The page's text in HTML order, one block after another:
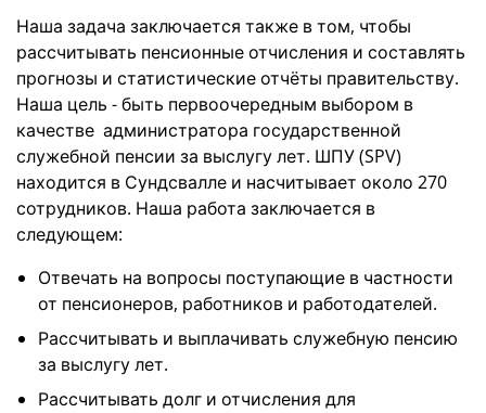
Наша задача заключается также в том, чтобы
рассчитывать пенсионные отчисления и составлять
прогнозы и статистические отчёты правительству.
Наша цель - быть первоочередным выбором в
качестве администратора государственной
служебной пенсии за выслугу лет. ШПУ (SPV)
находится в Сундсвалле и насчитывает около 270
сотрудников. Наша работа заключается в
следующем:
Отвечать на вопросы поступающие в частности
от пенсионеров, работников и работодателей.
Рассчитывать и выплачивать служебную пенсию
за выслугу лет.
Рассчитывать долг и отчисления для